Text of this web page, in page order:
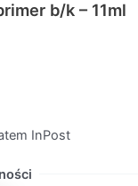
b/k – 11ml
InPost